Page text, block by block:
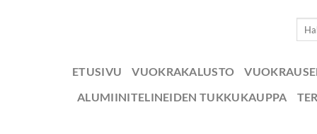
ETUSIVU VUOKRAKALUSTO
ALUMIINITELINEIDEN TUKKUKAUPPA